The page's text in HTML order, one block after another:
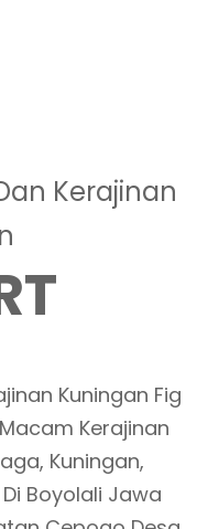
Kerajinan
Kuningan Fig
Kerajinan
Kuningan,
Boyolali Jawa